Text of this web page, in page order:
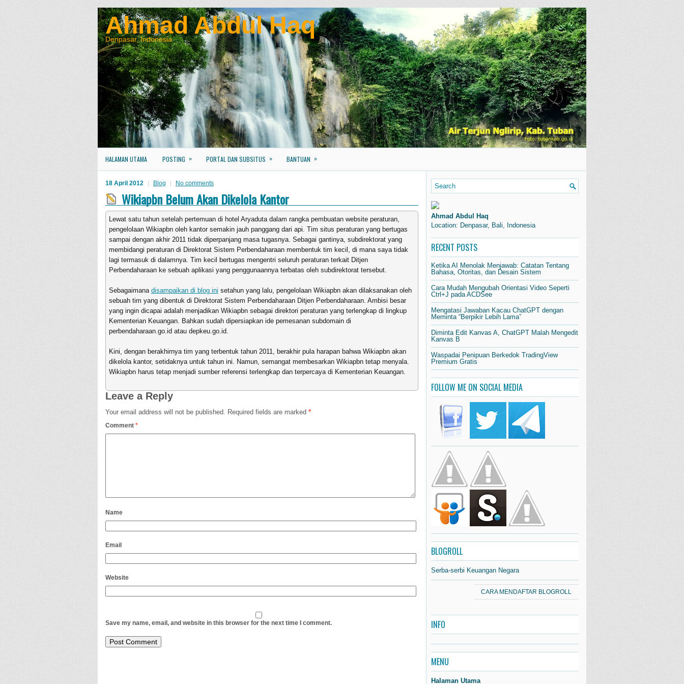
Ahmad Abdul Haq
Denpasar, Indonesia
HALAMAN UTAMA POSTING » PORTAL DAN SUBSITUS » BANTUAN »
18 April 2012 Blog No comments
Wikiapbn Belum Akan Dikelola Kantor
Lewat satu tahun setelah pertemuan di hotel Aryaduta dalam rangka pembuatan website peraturan,
pengelolaan Wikiapbn oleh kantor semakin jauh panggang dari api. Tim situs peraturan yang bertugas
sampai dengan akhir 2011 tidak diperpanjang masa tugasnya. Sebagai gantinya, subdirektorat yang
membidangi peraturan di Direktorat Sistem Perbendaharaan membentuk tim kecil, di mana saya tidak
lagi termasuk di dalamnya. Tim kecil bertugas mengentri seluruh peraturan terkait Ditjen
Perbendaharaan ke sebuah aplikasi yang penggunaannya terbatas oleh subdirektorat tersebut.
Sebagaimana disampaikan di blog ini setahun yang lalu, pengelolaan Wikiapbn akan dilaksanakan oleh
sebuah tim yang dibentuk di Direktorat Sistem Perbendaharaan Ditjen Perbendaharaan. Ambisi besar
yang ingin dicapai adalah menjadikan Wikiapbn sebagai direktori peraturan yang terlengkap di lingkup
Kementerian Keuangan. Bahkan sudah dipersiapkan ide pemesanan subdomain di
perbendaharaan.go.id atau depkeu.go.id.
Kini, dengan berakhirnya tim yang terbentuk tahun 2011, berakhir pula harapan bahwa Wikiapbn akan
dikelola kantor, setidaknya untuk tahun ini. Namun, semangat membesarkan Wikiapbn tetap menyala.
Wikiapbn harus tetap menjadi sumber referensi terlengkap dan terpercaya di Kementerian Keuangan.
Leave a Reply
Your email address will not be published. Required fields are marked *
Comment *
Name
Email
Website
Save my name, email, and website in this browser for the next time I comment.
Ahmad Abdul Haq
Location: Denpasar, Bali, Indonesia
RECENT POSTS
Ketika AI Menolak Menjawab: Catatan Tentang
Bahasa, Otoritas, dan Desain Sistem
Cara Mudah Mengubah Orientasi Video Seperti
Ctrl+J pada ACDSee
Mengatasi Jawaban Kacau ChatGPT dengan
Meminta “Berpikir Lebih Lama”
Diminta Edit Kanvas A, ChatGPT Malah Mengedit
Kanvas B
Waspadai Penipuan Berkedok TradingView
Premium Gratis
FOLLOW ME ON SOCIAL MEDIA
BLOGROLL
Serba-serbi Keuangan Negara
CARA MENDAFTAR BLOGROLL
INFO
MENU
Halaman Utama